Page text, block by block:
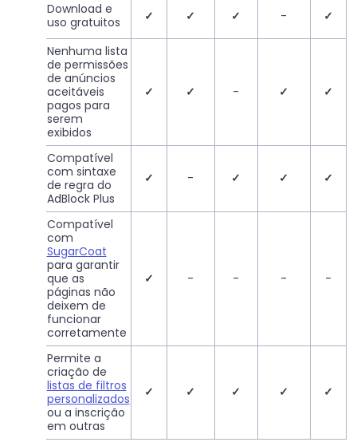
Download e
uso gratuitos
✓ ✓ ✓ - ✓
Nenhuma lista
de permissões
de anúncios
aceitáveis
pagos para
serem
exibidos
✓ ✓ - ✓ ✓
Compatível
com sintaxe
de regra do
AdBlock Plus
✓ - ✓ ✓ ✓
Compatível
com
SugarCoat
para garantir
que as
páginas não
deixem de
funcionar
corretamente
✓ - - - -
Permite a
criação de
listas de filtros
personalizados
ou a inscrição
em outras
✓ ✓ ✓ ✓ ✓